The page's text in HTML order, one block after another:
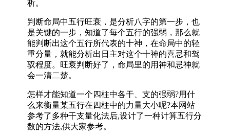
析。
判断命局中五行旺衰，是分析八字的第一步，也
是关键的一步，知道了每个五行的强弱，那么就
能判断出这个五行所代表的十神，在命局中的轻
重分量，就能分析出日主对这个十神的喜忌和驾
驭程度。旺衰判断好了，命局里的用神和忌神就
会一清二楚。
怎样才能知道一个四柱中各干、支的强弱?用什
么来衡量某五行在四柱中的力量大小呢?本网站
参考了多种干支量化法后,设计了一种计算五行分
数的方法,供大家参考。